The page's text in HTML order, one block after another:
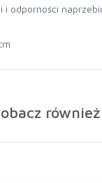
i odporności
również